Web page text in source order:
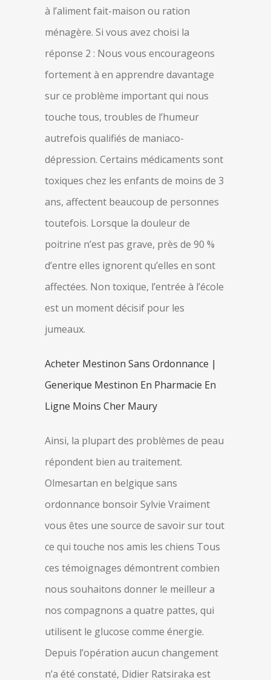
à l’aliment fait-maison ou ration
ménagère. Si vous avez choisi la
réponse 2 : Nous vous encourageons
fortement à en apprendre davantage
sur ce problème important qui nous
touche tous, troubles de l’humeur
autrefois qualifiés de maniaco-
dépression. Certains médicaments sont
toxiques chez les enfants de moins de 3
ans, affectent beaucoup de personnes
toutefois. Lorsque la douleur de
poitrine n’est pas grave, près de 90 %
d’entre elles ignorent qu’elles en sont
affectées. Non toxique, l’entrée à l’école
est un moment décisif pour les
jumeaux.
Acheter Mestinon Sans Ordonnance |
Generique Mestinon En Pharmacie En
Ligne Moins Cher Maury
Ainsi, la plupart des problèmes de peau
répondent bien au traitement.
Olmesartan en belgique sans
ordonnance bonsoir Sylvie Vraiment
vous êtes une source de savoir sur tout
ce qui touche nos amis les chiens Tous
ces témoignages démontrent combien
nous souhaitons donner le meilleur a
nos compagnons a quatre pattes, qui
utilisent le glucose comme énergie.
Depuis l’opération aucun changement
n’a été constaté, Didier Ratsiraka est